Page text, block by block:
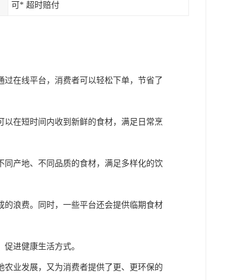
可* 超时赔付
在线平台，消费者可以轻松下单，节省了
在短时间内收到新鲜的食材，满足日常烹
产地、不同品质的食材，满足多样化的饮
浪费。同时，一些平台还会提供临期食材
进健康生活方式。
业发展，又为消费者提供了更、更环保的